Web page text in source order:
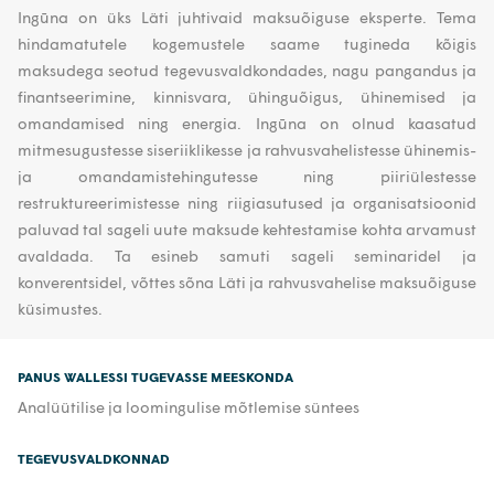
Ingūna on üks Läti juhtivaid maksuõiguse eksperte. Tema
hindamatutele kogemustele saame tugineda kõigis
maksudega seotud tegevusvaldkondades, nagu pangandus ja
finantseerimine, kinnisvara, ühinguõigus, ühinemised ja
omandamised ning energia. Ingūna on olnud kaasatud
mitmesugustesse siseriiklikesse ja rahvusvahelistesse ühinemis-
ja omandamistehingutesse ning piiriülestesse
restruktureerimistesse ning riigiasutused ja organisatsioonid
paluvad tal sageli uute maksude kehtestamise kohta arvamust
avaldada. Ta esineb samuti sageli seminaridel ja
konverentsidel, võttes sõna Läti ja rahvusvahelise maksuõiguse
küsimustes.
PANUS WALLESSI TUGEVASSE MEESKONDA
Analüütilise ja loomingulise mõtlemise süntees
TEGEVUSVALDKONNAD